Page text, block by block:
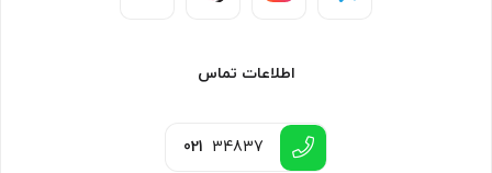
اطلاعات تماس
021 34837